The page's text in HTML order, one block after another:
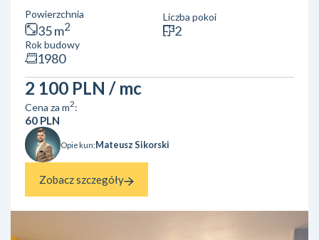
nie posiada windy. Lokal składa się z:dwóch niezależnych
pokoi,kuchni,łazienki,przedpokoju. Mieszkanie doskonale
sprawdzi się dla singla, pary lub dwóch osób pracujących
czy studiujących. Lokalizacja:Osiedle Na Stoku to spokojna,
zielona część Krakowa z dobrze rozwiniętą inf...
Powierzchnia
35 m2
Liczba pokoi
2
Rok budowy
1980
2 100 PLN / mc
Cena za m2:
60 PLN
Opiekun:Mateusz Sikorski
Zobacz szczegóły